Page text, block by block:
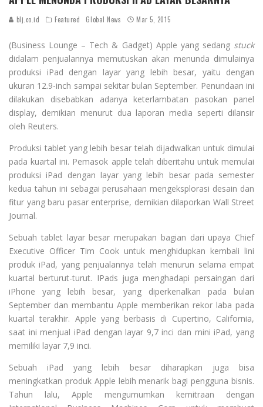
blj.co.id Featured Global News Mar 5, 2015
(Business Lounge – Tech & Gadget) Apple yang sedang stuck
didalam penjualannya memutuskan akan menunda dimulainya
produksi iPad dengan layar yang lebih besar, yaitu dengan
ukuran 12.9-inch sampai sekitar bulan September. Penundaan ini
dilakukan disebabkan adanya keterlambatan pasokan panel
display, demikian menurut dua laporan media seperti dilansir
oleh Reuters.
Produksi tablet yang lebih besar telah dijadwalkan untuk dimulai
pada kuartal ini. Pemasok apple telah diberitahu untuk memulai
produksi iPad dengan layar yang lebih besar pada semester
kedua tahun ini sebagai perusahaan mengeksplorasi desain dan
fitur yang baru pasar enterprise, demikian dilaporkan Wall Street
Journal.
Sebuah tablet layar besar merupakan bagian dari upaya Chief
Executive Officer Tim Cook untuk menghidupkan kembali lini
produk iPad, yang penjualannya telah menurun selama empat
kuartal berturut-turut. IPads juga menghadapi persaingan dari
iPhone yang lebih besar, yang diperkenalkan pada bulan
September dan membantu Apple memberikan rekor laba pada
kuartal terakhir. Apple yang berbasis di Cupertino, California,
saat ini menjual iPad dengan layar 9,7 inci dan mini iPad, yang
memiliki layar 7,9 inci.
Sebuah iPad yang lebih besar diharapkan juga bisa
meningkatkan produk Apple lebih menarik bagi pengguna bisnis.
Tahun lalu, Apple mengumumkan kemitraan dengan